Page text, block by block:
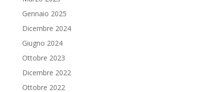
Gennaio 2025
Dicembre 2024
Giugno 2024
Ottobre 2023
Dicembre 2022
Ottobre 2022